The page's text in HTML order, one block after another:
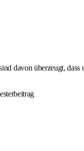
davon überzeugt, dass